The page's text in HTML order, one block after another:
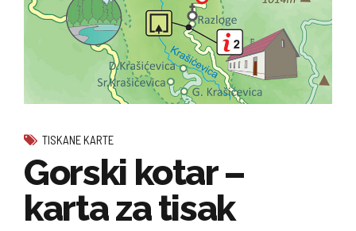
TISKANE KARTE
Gorski kotar –
karta za tisak